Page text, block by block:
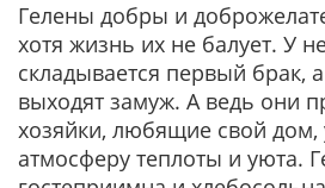
Гелены добры и
хотя жизнь их не балует. У
складывается первый брак,
выходят замуж. А ведь они
хозяйки, любящие свой
атмосферу теплоты и уюта.